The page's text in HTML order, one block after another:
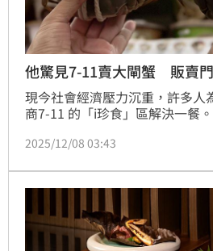
他驚見7-11賣大閘蟹 販賣
現今社會經濟壓力沉重，許多人
商7-11 的「i珍食」區解決一餐
上65折標籤，折後只要363元，
轟動。據了解，全台僅有5間
與愿橋門市提供現場加價39元的
2025/12/08 03:43